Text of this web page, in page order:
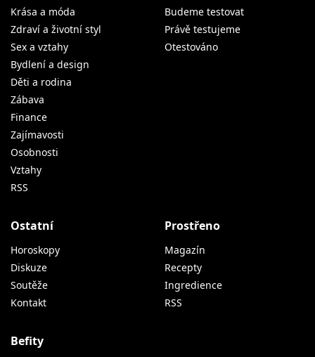
Krása a móda
Zdraví a životní styl
Sex a vztahy
Bydlení a design
Děti a rodina
Zábava
Finance
Zajímavosti
Osobnosti
Vztahy
RSS
Budeme testovat
Právě testujeme
Otestováno
Ostatní
Horoskopy
Diskuze
Soutěže
Kontakt
Prostřeno
Magazín
Recepty
Ingredience
RSS
Befity